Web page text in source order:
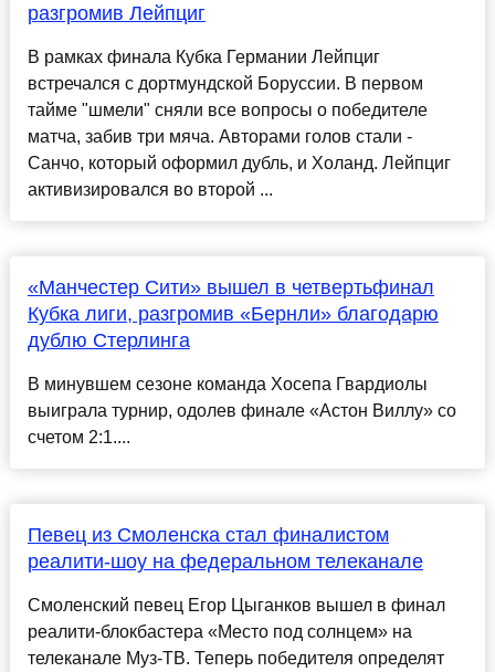
разгромив Лейпциг
В рамках финала Кубка Германии Лейпциг
встречался с дортмундской Боруссии. В первом
тайме "шмели" сняли все вопросы о победителе
матча, забив три мяча. Авторами голов стали -
Санчо, который оформил дубль, и Холанд. Лейпциг
активизировался во второй ...
«Манчестер Сити» вышел в четвертьфинал
Кубка лиги, разгромив «Бернли» благодарю
дублю Стерлинга
В минувшем сезоне команда Хосепа Гвардиолы
выиграла турнир, одолев финале «Астон Виллу» со
счетом 2:1....
Певец из Смоленска стал финалистом
реалити-шоу на федеральном телеканале
Смоленский певец Егор Цыганков вышел в финал
реалити-блокбастера «Место под солнцем» на
телеканале Муз-ТВ. Теперь победителя определят